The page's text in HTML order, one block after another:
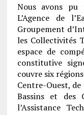
Nous avons pu
L’Agence de
Groupement
les Collectivités
espace de
constitutive
couvre six
Centre-Ouest,
Bassins et des
l’Assistance